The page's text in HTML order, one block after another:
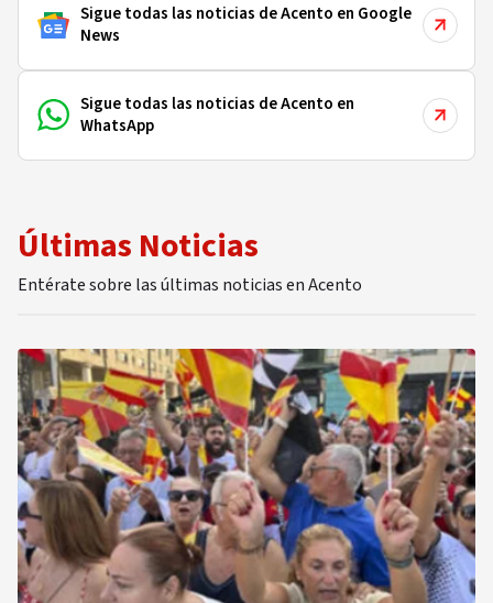
Sigue todas las noticias de Acento en Google
News
Sigue todas las noticias de Acento en
WhatsApp